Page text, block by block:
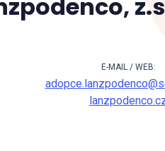
E-MAIL / WEB: